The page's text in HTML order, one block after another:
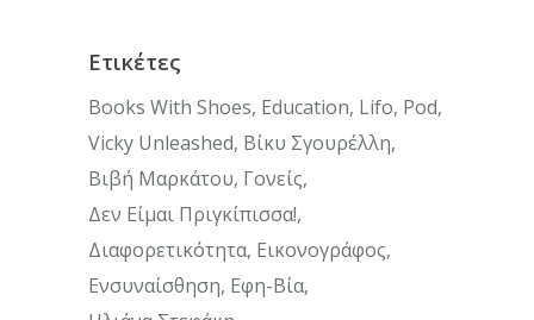
Ετικέτες
Books With Shoes Education Lifo Pod
Vicky Unleashed Βίκυ Σγουρέλλη
Βιβή Μαρκάτου Γονείς
Δεν Είμαι Πριγκίπισσα!
Διαφορετικότητα Εικονογράφος
Ενσυναίσθηση Εφη-Βία